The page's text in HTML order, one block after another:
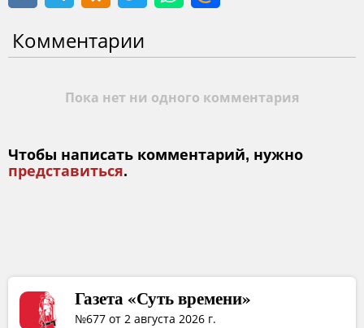
Комментарии
Пока нет ни одного комментария
Чтобы написать комментарий, нужно
представиться.
Газета «Суть времени»
№677 от 2 августа 2026 г.